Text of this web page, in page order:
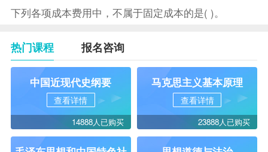
下列各项成本费用中，不属于固定成本的是( )。
热门课程 报名咨询
中国近现代史纲要
查看详情
14888人已购买
马克思主义基本原理
查看详情
23888人已购买